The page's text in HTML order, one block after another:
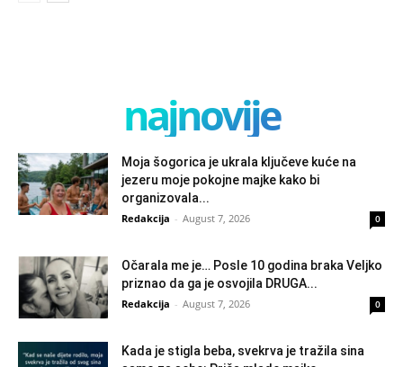
najnovije
Moja šogorica je ukrala ključeve kuće na
jezeru moje pokojne majke kako bi
organizovala...
Redakcija - August 7, 2026 0
Očarala me je… Posle 10 godina braka Veljko
priznao da ga je osvojila DRUGA...
Redakcija - August 7, 2026 0
Kada je stigla beba, svekrva je tražila sina